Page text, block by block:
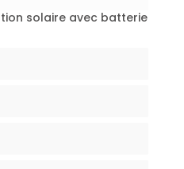
solaire avec batterie